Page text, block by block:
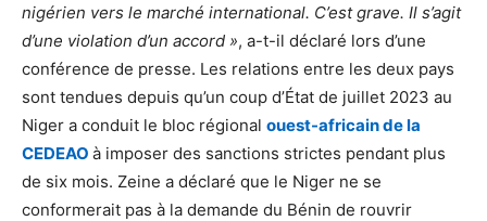
nigérien vers le marché international. C’est grave. Il s’agit
d’une violation d’un accord », a-t-il déclaré lors d’une
conférence de presse. Les relations entre les deux pays
sont tendues depuis qu’un coup d’État de juillet 2023 au
Niger a conduit le bloc régional ouest-africain de la
CEDEAO à imposer des sanctions strictes pendant plus
de six mois. Zeine a déclaré que le Niger ne se
conformerait pas à la demande du Bénin de rouvrir